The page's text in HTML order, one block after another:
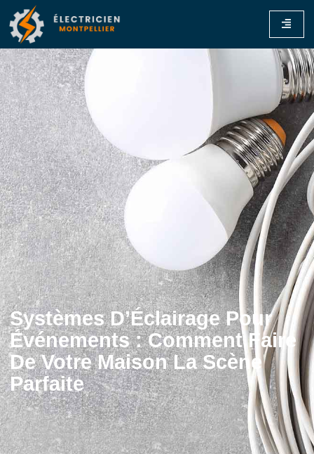
Systèmes D’Éclairage Pour
Événements : Comment Faire
De Votre Maison La Scène
Parfaite